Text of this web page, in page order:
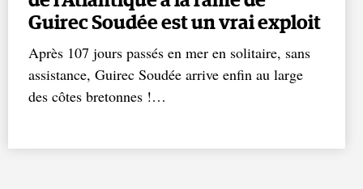
Guirec Soudée est un vrai exploit
Après 107 jours passés en mer en solitaire, sans
assistance, Guirec Soudée arrive enfin au large
des côtes bretonnes !…